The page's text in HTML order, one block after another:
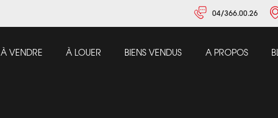
04/366.00.26
À VENDRE À LOUER BIENS VENDUS A PROPOS